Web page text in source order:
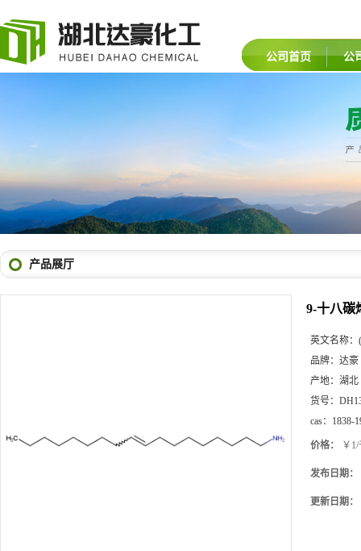
公司首页 公
产品展厅
9-十八碳
英文名称：
品牌： 达豪
产地： 湖北
货号：
cas： 1838-
价格： ￥
发布日期：
更新日期：